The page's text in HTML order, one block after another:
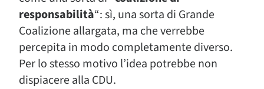
responsabilità“: sì, una sorta di Grande
Coalizione allargata, ma che verrebbe
percepita in modo completamente diverso.
Per lo stesso motivo l’idea potrebbe non
dispiacere alla CDU.